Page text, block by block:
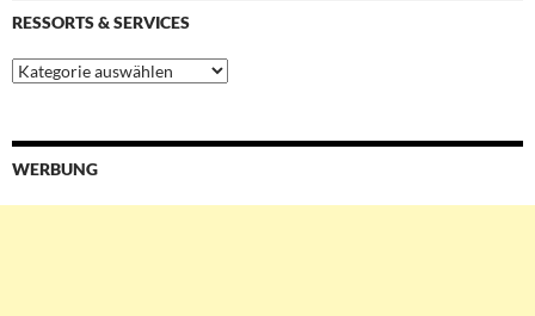
RESSORTS & SERVICES
Ressorts
&
WERBUNG